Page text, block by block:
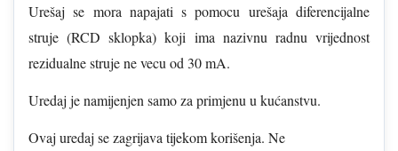
Urešaj se mora napajati s pomocu urešaja diferencijalne
struje (RCD sklopka) koji ima nazivnu radnu vrijednost
rezidualne struje ne vecu od 30 mA.
Uredaj je namijenjen samo za primjenu u kućanstvu.
Ovaj uredaj se zagrijava tijekom korišenja. Ne